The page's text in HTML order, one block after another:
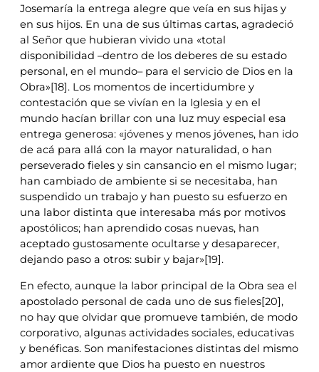
Josemaría la entrega alegre que veía en sus hijas y
en sus hijos. En una de sus últimas cartas, agradeció
al Señor que hubieran vivido una «total
disponibilidad –dentro de los deberes de su estado
personal, en el mundo– para el servicio de Dios en la
Obra»[18]. Los momentos de incertidumbre y
contestación que se vivían en la Iglesia y en el
mundo hacían brillar con una luz muy especial esa
entrega generosa: «jóvenes y menos jóvenes, han ido
de acá para allá con la mayor naturalidad, o han
perseverado fieles y sin cansancio en el mismo lugar;
han cambiado de ambiente si se necesitaba, han
suspendido un trabajo y han puesto su esfuerzo en
una labor distinta que interesaba más por motivos
apostólicos; han aprendido cosas nuevas, han
aceptado gustosamente ocultarse y desaparecer,
dejando paso a otros: subir y bajar»[19].
En efecto, aunque la labor principal de la Obra sea el
apostolado personal de cada uno de sus fieles[20],
no hay que olvidar que promueve también, de modo
corporativo, algunas actividades sociales, educativas
y benéficas. Son manifestaciones distintas del mismo
amor ardiente que Dios ha puesto en nuestros